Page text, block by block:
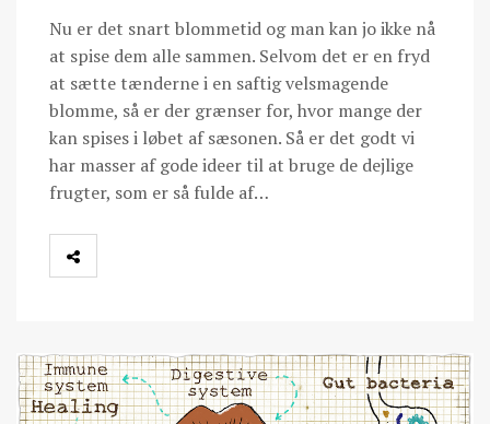
Nu er det snart blommetid og man kan jo ikke nå
at spise dem alle sammen. Selvom det er en fryd
at sætte tænderne i en saftig velsmagende
blomme, så er der grænser for, hvor mange der
kan spises i løbet af sæsonen. Så er det godt vi
har masser af gode ideer til at bruge de dejlige
frugter, som er så fulde af…